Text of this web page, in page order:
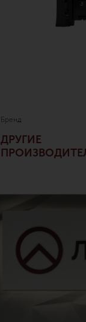
Бренд
ДРУГИЕ